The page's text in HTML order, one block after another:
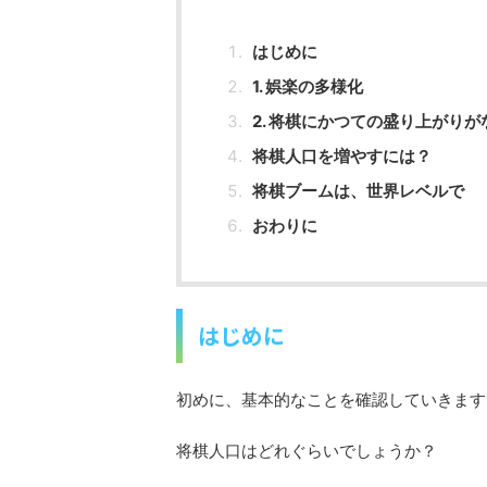
はじめに
1. 娯楽の多様化
2. 将棋にかつての盛り上がりが
将棋人口を増やすには？
将棋ブームは、世界レベルで
おわりに
はじめに
初めに、基本的なことを確認していきま
将棋人口はどれぐらいでしょうか？